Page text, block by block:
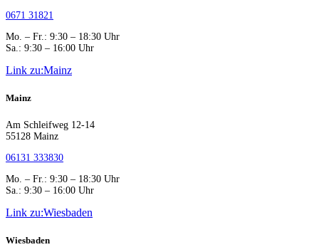
0671 31821
Mo. – Fr.: 9:30 – 18:30 Uhr
Sa.: 9:30 – 16:00 Uhr
Link zu:Mainz
Mainz
Am Schleifweg 12-14
55128 Mainz
06131 333830
Mo. – Fr.: 9:30 – 18:30 Uhr
Sa.: 9:30 – 16:00 Uhr
Link zu:Wiesbaden
Wiesbaden